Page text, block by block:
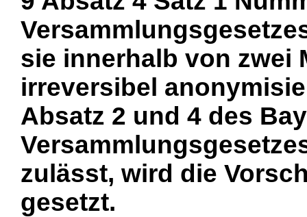
sie innerhalb von zwei
irreversibel
Absatz 2 und 4 des
zulässt, wird die
gesetzt.